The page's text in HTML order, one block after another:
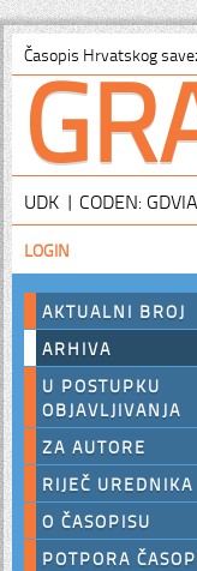
Časopis Hrvatskog
UDK | CODEN:
LOGIN
AKTUALNI BROJ
ARHIVA
U POSTUPKU
OBJAVLJIVANJA
ZA AUTORE
RIJEČ UREDNIKA
O ČASOPISU
POTPORA